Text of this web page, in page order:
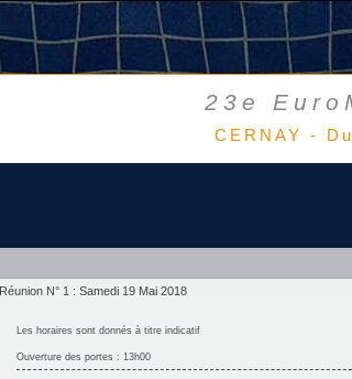
23e
CERNAY -
Réunion N° 1 : Samedi 19 Mai 2018
Les horaires sont donnés à titre indicatif
Ouverture des portes : 13h00